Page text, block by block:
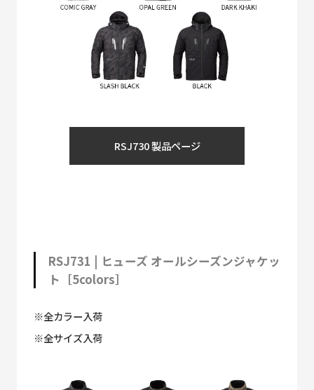
RSJ730 製品ページ
RSJ731 | ヒューズ オールシーズンジャケッ
ト［5colors］
※全カラー入荷
※全サイズ入荷